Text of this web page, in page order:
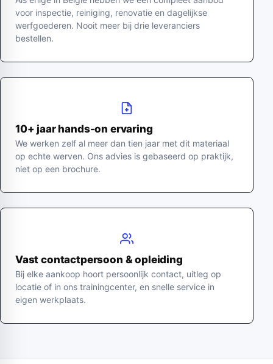
voor inspectie, reiniging, renovatie en dagelijkse
werfgoederen. Nooit meer bij drie leveranciers
bestellen.
10+ jaar hands-on ervaring
We werken zelf al meer dan tien jaar met dit materiaal
op echte werven. Ons advies is gebaseerd op praktijk,
niet op een brochure.
Vast contactpersoon & opleiding
Bij elke aankoop hoort persoonlijk contact, uitleg op
locatie of in ons trainingcenter, en snelle service in
eigen werkplaats.